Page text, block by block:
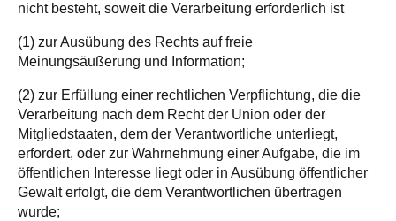
nicht besteht, soweit die Verarbeitung erforderlich ist
(1) zur Ausübung des Rechts auf freie
Meinungsäußerung und Information;
(2) zur Erfüllung einer rechtlichen Verpflichtung, die die
Verarbeitung nach dem Recht der Union oder der
Mitgliedstaaten, dem der Verantwortliche unterliegt,
erfordert, oder zur Wahrnehmung einer Aufgabe, die im
öffentlichen Interesse liegt oder in Ausübung öffentlicher
Gewalt erfolgt, die dem Verantwortlichen übertragen
wurde;